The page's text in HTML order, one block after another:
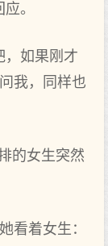
。
，如果刚才
我，同样也
的女生突然
看着女生：